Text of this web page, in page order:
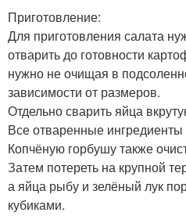
Приготовление:
Для приготовления салата
отварить до готовности
нужно не очищая в
зависимости от размеров.
Отдельно сварить яйца
Все отваренные ингредиенты
Копчёную горбушу также
Затем потереть на крупной
а яйца рыбу и зелёный лук
кубиками.